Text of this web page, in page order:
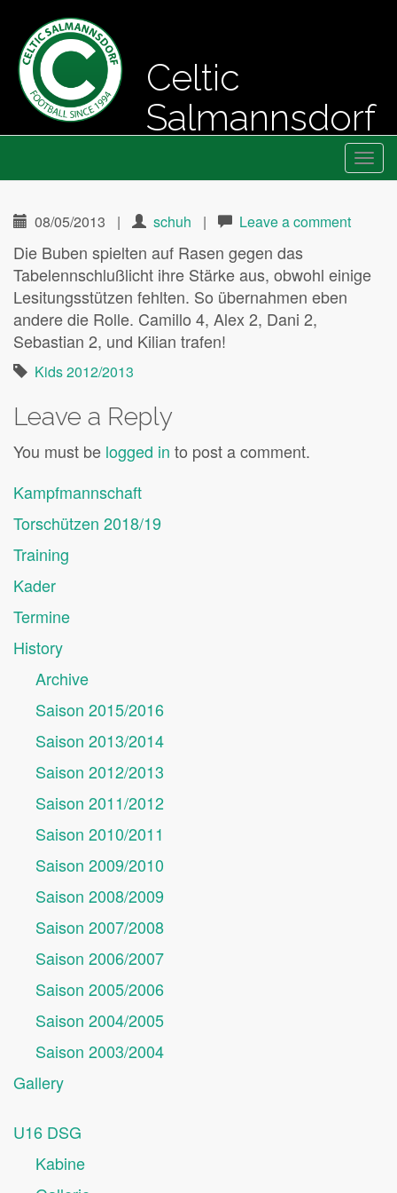
Celtic
Salmannsdorf
Menu
08/05/2013 | schuh | Leave a comment
Die Buben spielten auf Rasen gegen das
Tabelennschlußlicht ihre Stärke aus, obwohl einige
Lesitungsstützen fehlten. So übernahmen eben
andere die Rolle. Camillo 4, Alex 2, Dani 2,
Sebastian 2, und Kilian trafen!
Kids 2012/2013
Leave a Reply
You must be logged in to post a comment.
Kampfmannschaft
Torschützen 2018/19
Training
Kader
Termine
History
Archive
Saison 2015/2016
Saison 2013/2014
Saison 2012/2013
Saison 2011/2012
Saison 2010/2011
Saison 2009/2010
Saison 2008/2009
Saison 2007/2008
Saison 2006/2007
Saison 2005/2006
Saison 2004/2005
Saison 2003/2004
Gallery
U16 DSG
Kabine